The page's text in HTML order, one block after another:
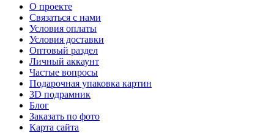
О проекте
Связаться с нами
Условия оплаты
Условия доставки
Оптовый раздел
Личный аккаунт
Частые вопросы
Подарочная упаковка картин
3D подрамник
Блог
Заказать по фото
Карта сайта